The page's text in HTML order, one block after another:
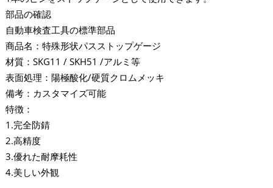
部品の確認
自動車検査工具の標準部品
商品名：特殊形状パスストップゲージ
材質：SKG11 / SKH51 /アルミ等
表面処理：陽極酸化/硬質クロムメッキ
備考：カスタマイズ可能
特徴：
1.完全防錆
2.高精度
3.優れた耐摩耗性
4.美しい外観